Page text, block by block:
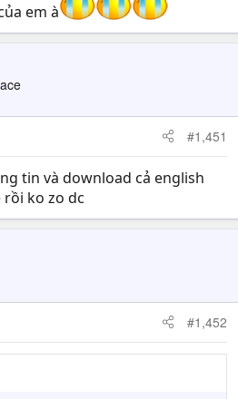
em à
#1,451
tin và download cả english
ko zo dc
#1,452